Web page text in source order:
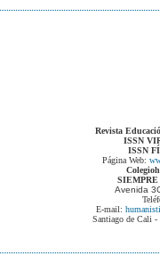
Revista
ISSN
ISSN
Página Web:
Avenida
E-mail:
Santiago de Cali